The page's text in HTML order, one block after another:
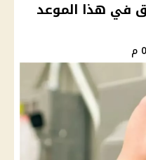
في هذا الموعد